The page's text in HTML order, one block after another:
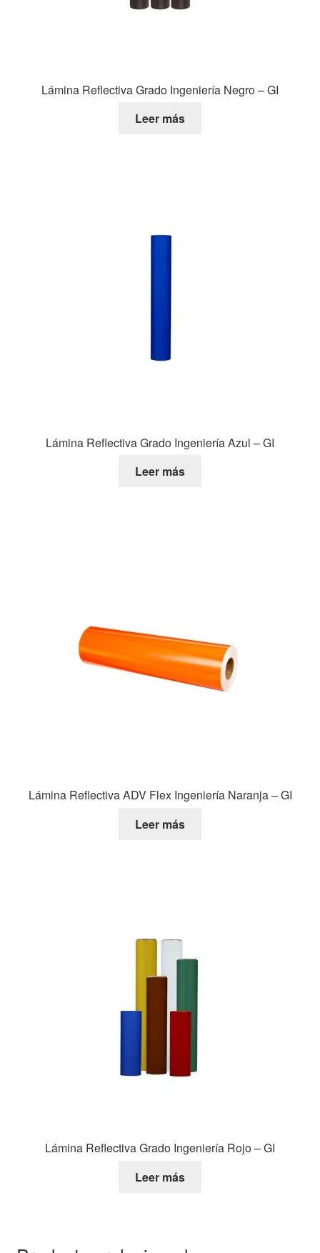
Lámina Reflectiva Grado Ingeniería Negro – GI
Leer más
Lámina Reflectiva Grado Ingeniería Azul – GI
Leer más
Lámina Reflectiva ADV Flex Ingeniería Naranja – GI
Leer más
Lámina Reflectiva Grado Ingeniería Rojo – GI
Leer más